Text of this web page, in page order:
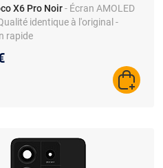
X6 Pro Noir- Écran AMOLED
identique à l'original -
rapide